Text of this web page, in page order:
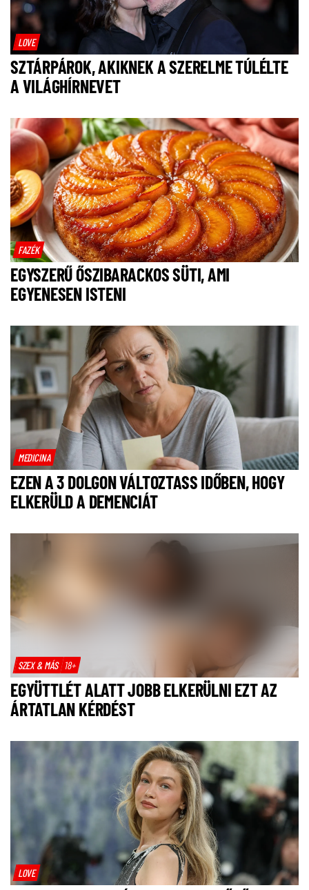
LOVE
SZTÁRPÁROK, AKIKNEK A SZERELME TÚLÉLTE
A VILÁGHÍRNEVET
FAZÉK
EGYSZERŰ ŐSZIBARACKOS SÜTI, AMI
EGYENESEN ISTENI
MEDICINA
EZEN A 3 DOLGON VÁLTOZTASS IDŐBEN, HOGY
ELKERÜLD A DEMENCIÁT
SZEX & MÁS 18+
EGYÜTTLÉT ALATT JOBB ELKERÜLNI EZT AZ
ÁRTATLAN KÉRDÉST
LOVE